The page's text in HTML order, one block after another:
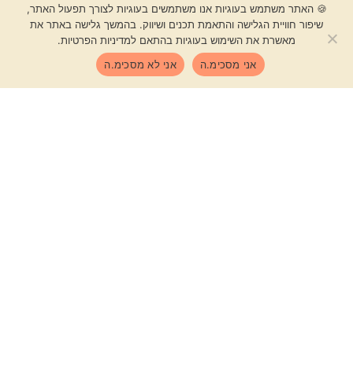
בואו לצמוח
יחד
הצטרפו לקהילה שלנו בוואטס אפ
🍪 האתר משתמש בעוגיות אנו משתמשים בעוגיות לצורך תפעול האתר,
שיפור חוויית הגלישה והתאמת תכנים ושיווק. בהמשך גלישה באתר את
מאשרת את השימוש בעוגיות בהתאם למדיניות הפרטיות.
אני מסכימ.ה
אני לא מסכימ.ה